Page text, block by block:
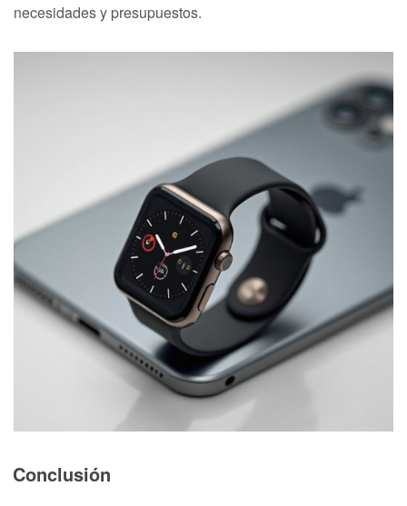
necesidades y presupuestos.
Conclusión